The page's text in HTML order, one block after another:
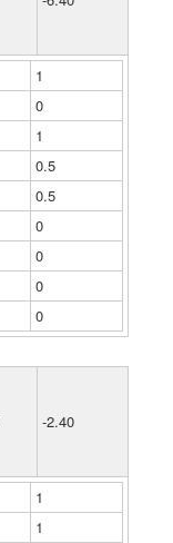
1
0
1
0.5
0.5
0
0
0
0
-2.40
1
1